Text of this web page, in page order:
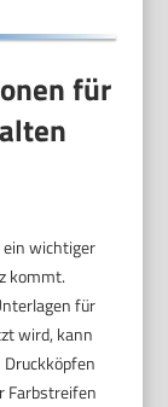
für
wichtiger
kommt.
für
wird, kann
Farbstreifen